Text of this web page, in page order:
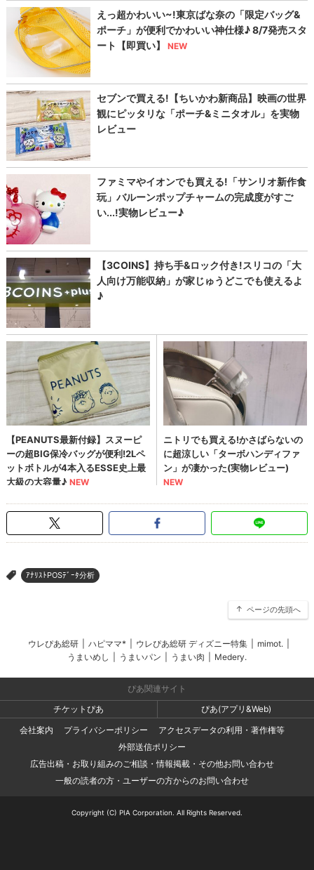
> ｱﾅﾘｽﾄPOSﾃﾞｰﾀ分析
ページの先頭へ
ウレぴあ総研 ハピママ* ウレぴあ総研 ディズニー特集 mimot.
うまいめし
うまいパン うまい肉 Medery.
ぴあ関連サイト
チケットぴあ
ぴあ(アプリ&Web)
会社案内
プライバシーポリシー
アクセスデータの利用・著作権等
外部送信ポリシー
広告出稿・お取り組みのご相談・情報掲載・その他お問い合わせ
一般の読者の方・ユーザーの方からのお問い合わせ
Copyright (C) PIA Corporation. All Rights Reserved.